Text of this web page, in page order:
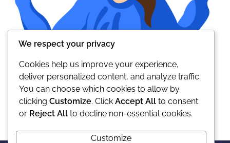
We respect your privacy
Cookies help us improve your experience,
deliver personalized content, and analyze traffic.
You can choose which cookies to allow by
clicking Customize. Click Accept All to consent
or Reject All to decline non-essential cookies.
Customize